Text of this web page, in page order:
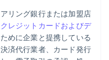
リング銀行または加盟店
クレジットカードおよびデ
めに企業と提携している
済代行業者、カード発行